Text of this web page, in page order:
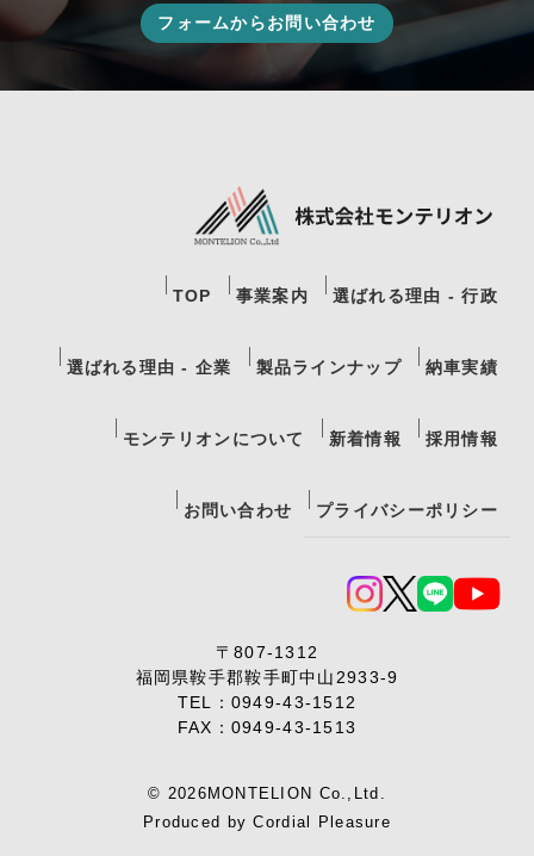
フォームからお問い合わせ
TOP 事業案内 選ばれる理由 - 行政
選ばれる理由 - 企業 製品ラインナップ 納車実績
モンテリオンについて 新着情報 採用情報
お問い合わせ プライバシーポリシー
〒807-1312
福岡県鞍手郡鞍手町中山2933-9
TEL： 0949-43-1512
FAX：0949-43-1513
© 2026MONTELION Co.,Ltd.
Produced byCordial Pleasure